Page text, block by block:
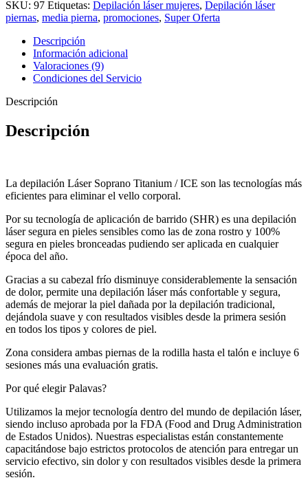
SKU: 97 Etiquetas: Depilación láser mujeres, Depilación láser
piernas, media pierna, promociones, Super Oferta
Descripción
Información adicional
Valoraciones (9)
Condiciones del Servicio
Descripción
Descripción
La depilación Láser Soprano Titanium / ICE son las tecnologías más
eficientes para eliminar el vello corporal.
Por su tecnología de aplicación de barrido (SHR) es una depilación
láser segura en pieles sensibles como las de zona rostro y 100%
segura en pieles bronceadas pudiendo ser aplicada en cualquier
época del año.
Gracias a su cabezal frío disminuye considerablemente la sensación
de dolor, permite una depilación láser más confortable y segura,
además de mejorar la piel dañada por la depilación tradicional,
dejándola suave y con resultados visibles desde la primera sesión
en todos los tipos y colores de piel.
Zona considera ambas piernas de la rodilla hasta el talón e incluye 6
sesiones más una evaluación gratis.
Por qué elegir Palavas?
Utilizamos la mejor tecnología dentro del mundo de depilación láser,
siendo incluso aprobada por la FDA (Food and Drug Administration
de Estados Unidos). Nuestras especialistas están constantemente
capacitándose bajo estrictos protocolos de atención para entregar un
servicio efectivo, sin dolor y con resultados visibles desde la primera
sesión.